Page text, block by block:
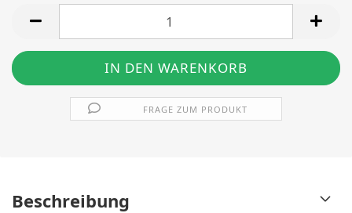
FRAGE ZUM PRODUKT
Beschreibung